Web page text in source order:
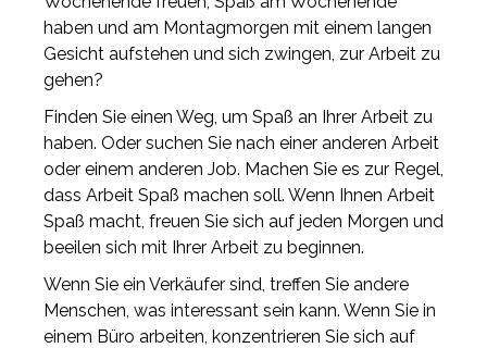
haben und am Montagmorgen mit einem langen
Gesicht aufstehen und sich zwingen, zur Arbeit zu
gehen?
Finden Sie einen Weg, um Spaß an Ihrer Arbeit zu
haben. Oder suchen Sie nach einer anderen Arbeit
oder einem anderen Job. Machen Sie es zur Regel,
dass Arbeit Spaß machen soll. Wenn Ihnen Arbeit
Spaß macht, freuen Sie sich auf jeden Morgen und
beeilen sich mit Ihrer Arbeit zu beginnen.
Wenn Sie ein Verkäufer sind, treffen Sie andere
Menschen, was interessant sein kann. Wenn Sie in
einem Büro arbeiten, konzentrieren Sie sich auf